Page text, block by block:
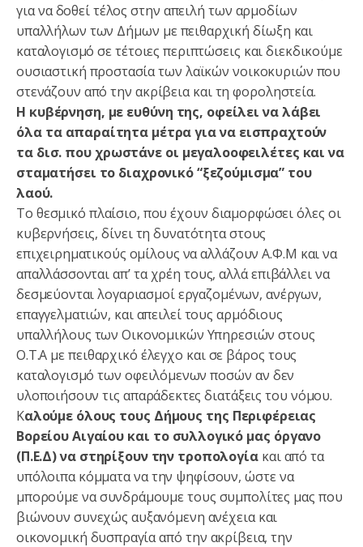
για να δοθεί τέλος στην απειλή των αρμοδίων
υπαλλήλων των Δήμων με πειθαρχική δίωξη και
καταλογισμό σε τέτοιες περιπτώσεις και διεκδικούμε
ουσιαστική προστασία των λαϊκών νοικοκυριών που
στενάζουν από την ακρίβεια και τη φοροληστεία.
Η κυβέρνηση, με ευθύνη της, οφείλει να λάβει
όλα τα απαραίτητα μέτρα για να εισπραχτούν
τα δισ. που χρωστάνε οι μεγαλοοφειλέτες και να
σταματήσει το διαχρονικό “ξεζούμισμα” του
λαού.
Το θεσμικό πλαίσιο, που έχουν διαμορφώσει όλες οι
κυβερνήσεις, δίνει τη δυνατότητα στους
επιχειρηματικούς ομίλους να αλλάζουν Α.Φ.Μ και να
απαλλάσσονται απ’ τα χρέη τους, αλλά επιβάλλει να
δεσμεύονται λογαριασμοί εργαζομένων, ανέργων,
επαγγελματιών, και απειλεί τους αρμόδιους
υπαλλήλους των Οικονομικών Υπηρεσιών στους
Ο.Τ.Α με πειθαρχικό έλεγχο και σε βάρος τους
καταλογισμό των οφειλόμενων ποσών αν δεν
υλοποιήσουν τις απαράδεκτες διατάξεις του νόμου.
Καλούμε όλους τους Δήμους της Περιφέρειας
Βορείου Αιγαίου και το συλλογικό μας όργανο
(Π.Ε.Δ) να στηρίξουν την τροπολογίακαι από τα
υπόλοιπα κόμματα να την ψηφίσουν, ώστε να
μπορούμε να συνδράμουμε τους συμπολίτες μας που
βιώνουν συνεχώς αυξανόμενη ανέχεια και
οικονομική δυσπραγία από την ακρίβεια, την